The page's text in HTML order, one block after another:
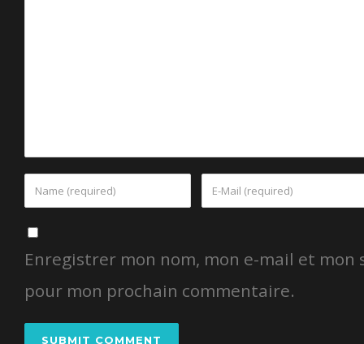
Enregistrer mon nom, mon e-mail et
pour mon prochain commentaire.